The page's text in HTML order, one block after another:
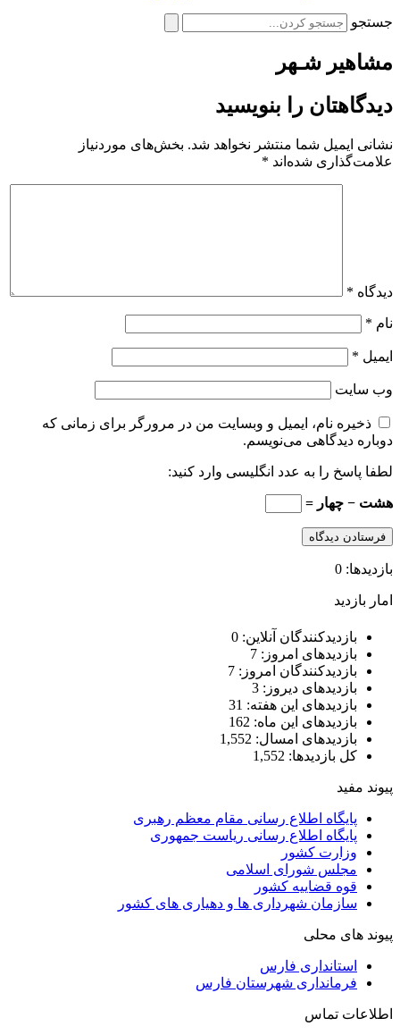
جستجو
مشاهیر شـهر
دیدگاهتان را بنویسید
نشانی ایمیل شما منتشر نخواهد شد. بخش‌های موردنیاز
علامت‌گذاری شده‌اند *
دیدگاه *
نام *
ایمیل *
وب‌ سایت
ذخیره نام، ایمیل و وبسایت من در مرورگر برای زمانی که
دوباره دیدگاهی می‌نویسم.
لطفا پاسخ را به عدد انگلیسی وارد کنید:
هشت − چهار =
بازدیدها: 0
امار بازدید
بازدیدکنندگان آنلاین: 0
بازدیدهای امروز: 7
بازدیدکنندگان امروز: 7
بازدیدهای دیروز: 3
بازدیدهای این هفته: 31
بازدیدهای این ماه: 162
بازدیدهای امسال: 1,552
کل بازدیدها: 1,552
پیوند مفید
پایگاه اطلاع رسانی مقام معظم رهبری
پایگاه اطلاع رسانی ریاست جمهوری
وزارت کشور
مجلس شورای اسلامی
قوه قضاییه کشور
سازمان شهرداری ها و دهیاری های کشور
پیوند های محلی
استانداری فارس
فرمانداری شهرستان فارس
اطلاعات تماس